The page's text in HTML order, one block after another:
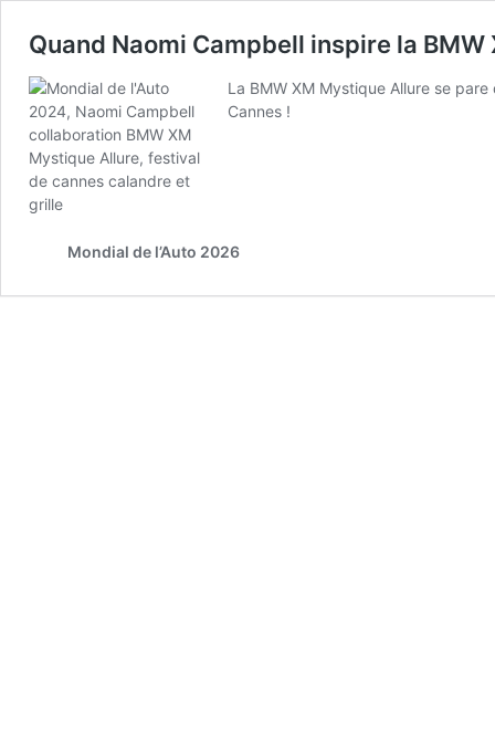
Quand Naomi Campbell inspire la
La BMW XM Mystique Allure se
Cannes !
Mondial de l’Auto 2026